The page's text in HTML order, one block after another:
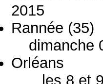
2015
dimanche
les 8 et 9